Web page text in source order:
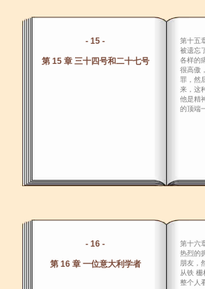
- 15 -
第 15 章 三十四号和二十七号
第十五
被遗忘
各样的
很高傲
罪，然
来，这
他是精
的顶端
- 16 -
第 16 章 一位意大利学者
第十六
热烈的
朋友，
从铁
整个人